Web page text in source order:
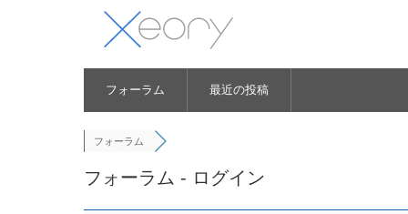
フォーラム 最近の投稿
フォーラム
フォーラム - ログイン